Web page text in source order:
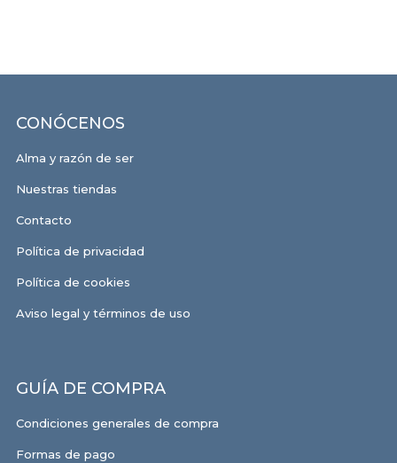
CONÓCENOS
Alma y razón de ser
Nuestras tiendas
Contacto
Política de privacidad
Política de cookies
Aviso legal y términos de uso
GUÍA DE COMPRA
Condiciones generales de compra
Formas de pago